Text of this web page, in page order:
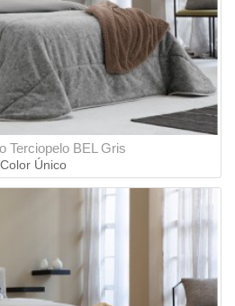
Terciopelo BEL Gris
Color Único